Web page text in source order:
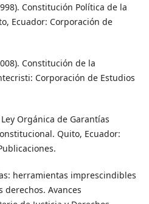
Constitución Política de la
Ecuador: Corporación de
Constitución de la
Corporación de Estudios
Orgánica de Garantías
Quito, Ecuador:
herramientas imprescindibles
Avances